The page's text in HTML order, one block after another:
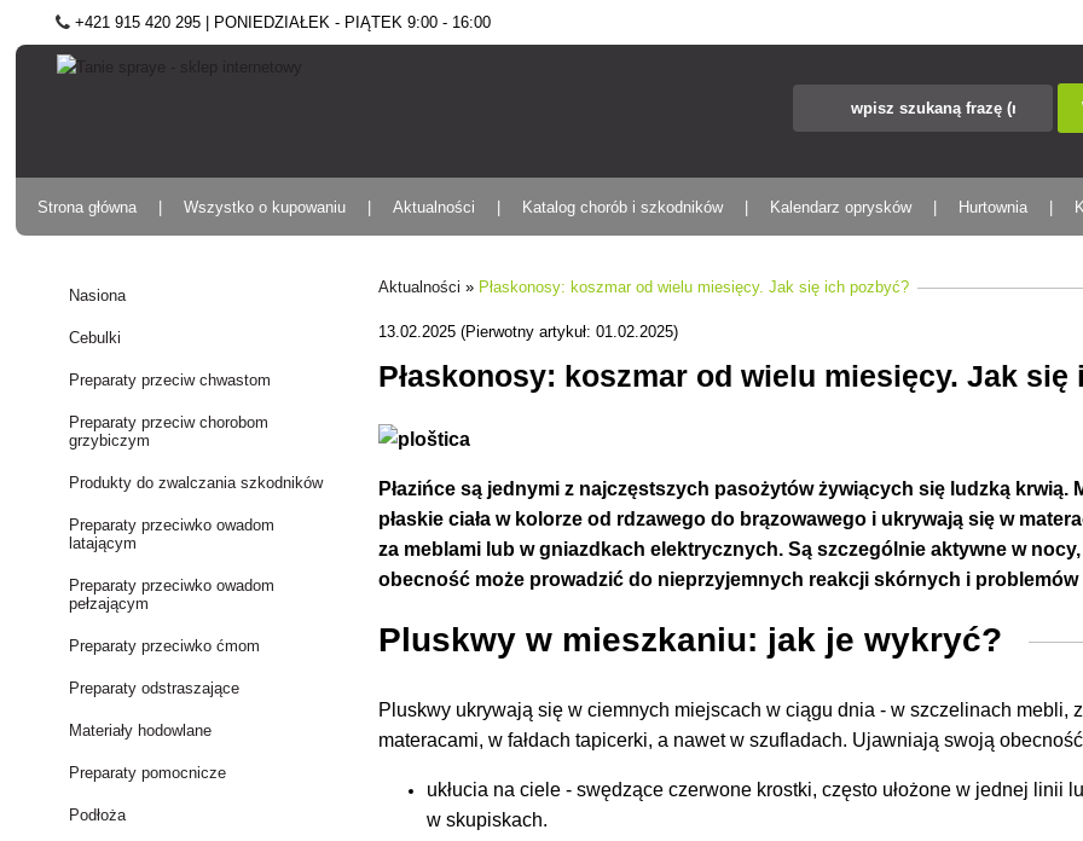
+421 915 420 295 | PONIEDZIAŁEK - PIĄTEK 9:00 - 16:00
Strona główna Wszystko o kupowaniu Aktualności Katalog chorób i szkodników Kalendarz oprysków Hurtownia
Nasiona
Cebulki
Preparaty przeciw chwastom
Preparaty przeciw chorobom
grzybiczym
Produkty do zwalczania szkodników
Preparaty przeciwko owadom
latającym
Preparaty przeciwko owadom
pełzającym
Preparaty przeciwko ćmom
Preparaty odstraszające
Materiały hodowlane
Preparaty pomocnicze
Podłoża
Aktualności » Płaskonosy: koszmar od wielu miesięcy. Jak się ich pozbyć?
13.02.2025 (Pierwotny artykuł: 01.02.2025)
Płaskonosy: koszmar od wielu miesięcy. Jak się
Płazińce są jednymi z najczęstszych pasożytów żywiących się ludzką krwią.
płaskie ciała w kolorze od rdzawego do brązowawego i ukrywają się w
za meblami lub w gniazdkach elektrycznych. Są szczególnie aktywne w
obecność może prowadzić do nieprzyjemnych reakcji skórnych i problemów
Pluskwy w mieszkaniu: jak je wykryć?
Pluskwy ukrywają się w ciemnych miejscach w ciągu dnia - w szczelinach mebli,
materacami, w fałdach tapicerki, a nawet w szufladach. Ujawniają swoją
ukłucia na ciele - swędzące czerwone krostki, często ułożone w jednej linii
w skupiskach.